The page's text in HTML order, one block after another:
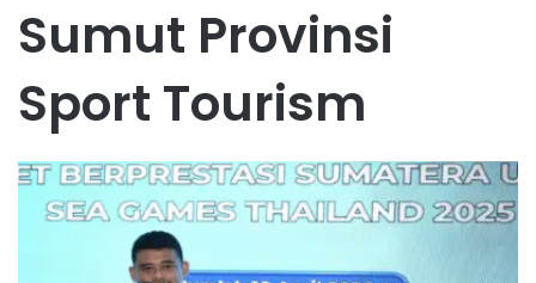
Sumut Provinsi
Sport Tourism